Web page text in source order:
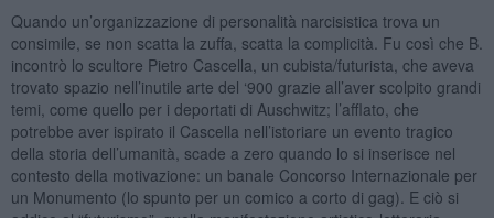
Quando un’organizzazione di personalità narcisistica trova un
consimile, se non scatta la zuffa, scatta la complicità. Fu così che B.
incontrò lo scultore Pietro Cascella, un cubista/futurista, che aveva
trovato spazio nell’inutile arte del ‘900 grazie all’aver scolpito grandi
temi, come quello per i deportati di Auschwitz; l’afflato, che
potrebbe aver ispirato il Cascella nell’istoriare un evento tragico
della storia dell’umanità, scade a zero quando lo si inserisce nel
contesto della motivazione: un banale Concorso Internazionale per
un Monumento (lo spunto per un comico a corto di gag). E ciò si